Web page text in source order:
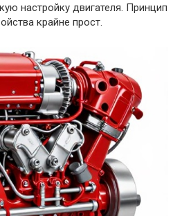
настройку двигателя. Принцип
крайне прост.